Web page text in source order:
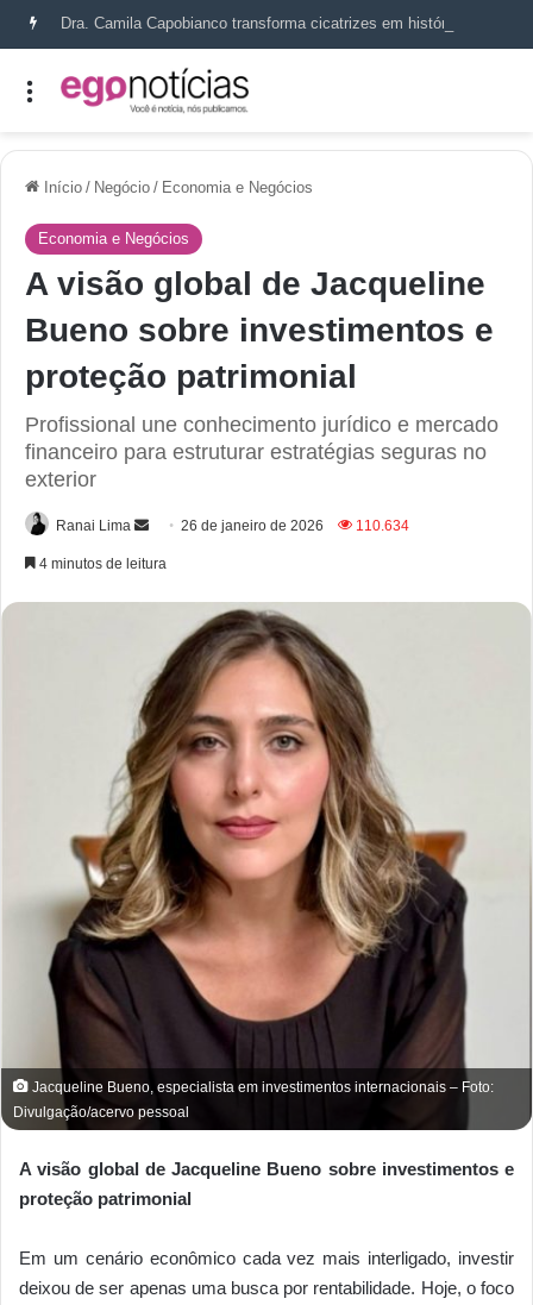
Início / Negócio / Economia e Negócios
Economia e Negócios
A visão global de Jacqueline
Bueno sobre investimentos e
proteção patrimonial
Profissional une conhecimento jurídico e mercado
financeiro para estruturar estratégias seguras no
exterior
Ranai Lima 26 de janeiro de 2026 110.634
4 minutos de leitura
Jacqueline Bueno, especialista em investimentos internacionais – Foto:
Divulgação/acervo pessoal
A visão global de Jacqueline Bueno sobre investimentos e
proteção patrimonial
Em um cenário econômico cada vez mais interligado, investir
deixou de ser apenas uma busca por rentabilidade. Hoje, o foco